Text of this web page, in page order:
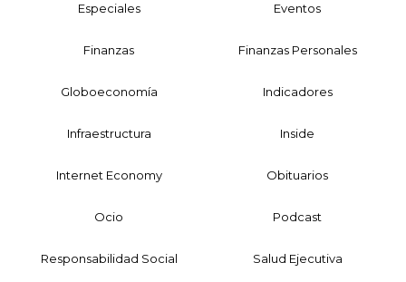
Especiales Eventos
Finanzas Finanzas Personales
Globoeconomía Indicadores
Infraestructura Inside
Internet Economy Obituarios
Ocio Podcast
Responsabilidad Social Salud Ejecutiva